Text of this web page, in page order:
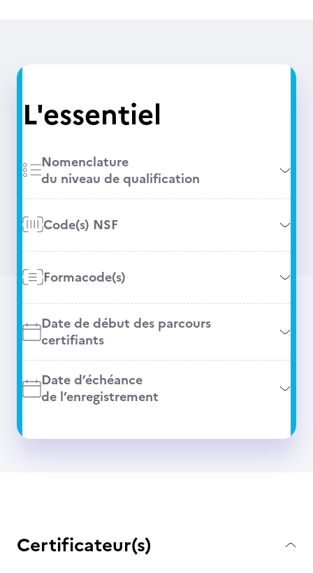
L'essentiel
Nomenclature
du niveau de qualification
Code(s) NSF
Formacode(s)
Date de début des parcours
certifiants
Date d’échéance
de l’enregistrement
Certificateur(s)